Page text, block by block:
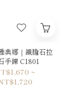
典娜｜鐵膽石拉
手鍊 C1801
~